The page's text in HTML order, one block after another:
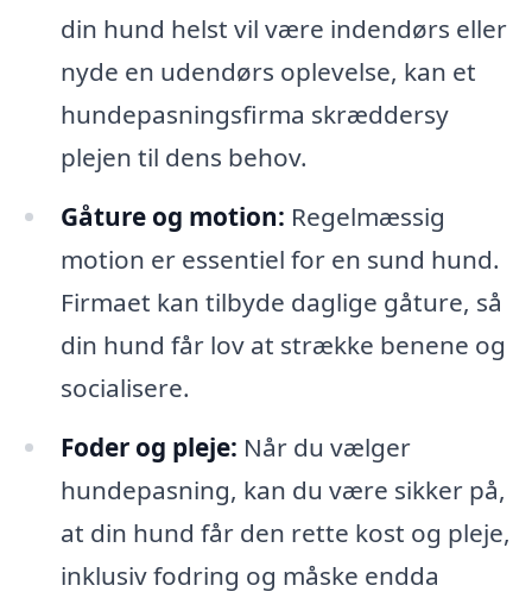
din hund helst vil være indendørs eller
nyde en udendørs oplevelse, kan et
hundepasningsfirma skræddersy
plejen til dens behov.
Gåture og motion: Regelmæssig
motion er essentiel for en sund hund.
Firmaet kan tilbyde daglige gåture, så
din hund får lov at strække benene og
socialisere.
Foder og pleje: Når du vælger
hundepasning, kan du være sikker på,
at din hund får den rette kost og pleje,
inklusiv fodring og måske endda